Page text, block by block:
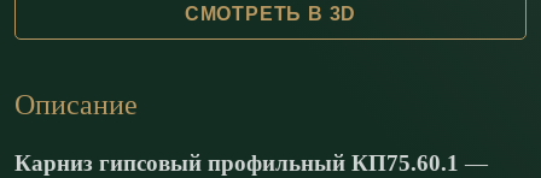
СМОТРЕТЬ В 3D
Описание
Карниз гипсовый профильный КП75.60.1 —